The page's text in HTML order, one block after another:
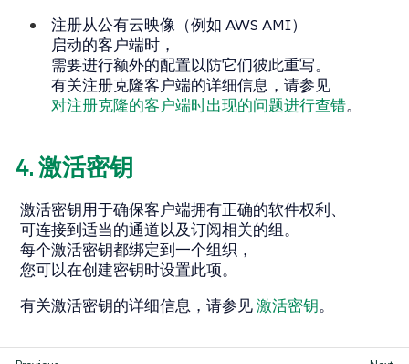
注册从公有云映像（例如 AWS AMI）
启动的客户端时，
需要进行额外的配置以防它们彼此重写。
有关注册克隆客户端的详细信息，请参见
对注册克隆的客户端时出现的问题进行查错。
4. 激活密钥
激活密钥用于确保客户端拥有正确的软件权利、
可连接到适当的通道以及订阅相关的组。
每个激活密钥都绑定到一个组织，
您可以在创建密钥时设置此项。
有关激活密钥的详细信息，请参见激活密钥。